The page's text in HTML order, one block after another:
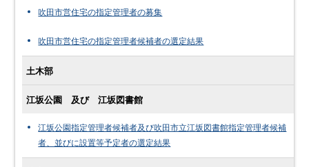
吹田市営住宅の指定管理者の募集
吹田市営住宅の指定管理者候補者の選定結果
土木部
江坂公園 及び 江坂図書館
江坂公園指定管理者候補者及び吹田市立江坂図書館指定管理者候補
者、並びに設置等予定者の選定結果